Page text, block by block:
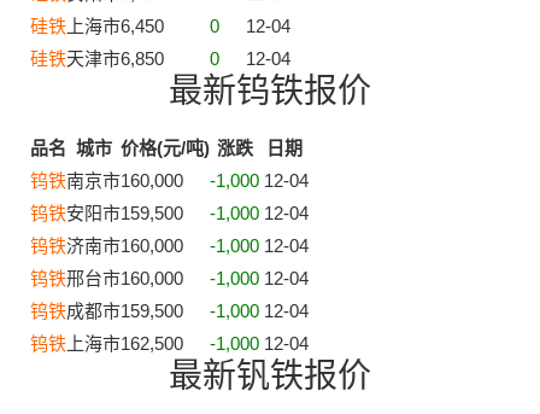
硅铁 上海市6,450 0
12-04
硅铁天津市6,850 0 12-04
最新钨铁报价
品名 城市 价格(元/吨) 涨跌
日期
钨铁南京市160,000 -1,000 12-04
钨铁安阳市159,500 -1,000 12-04
钨铁济南市160,000 -1,000 12-04
钨铁邢台市160,000 -1,000 12-04
钨铁成都市159,500 -1,000 12-04
钨铁 上海市162,500 -1,000 12-04
最新钒铁报价